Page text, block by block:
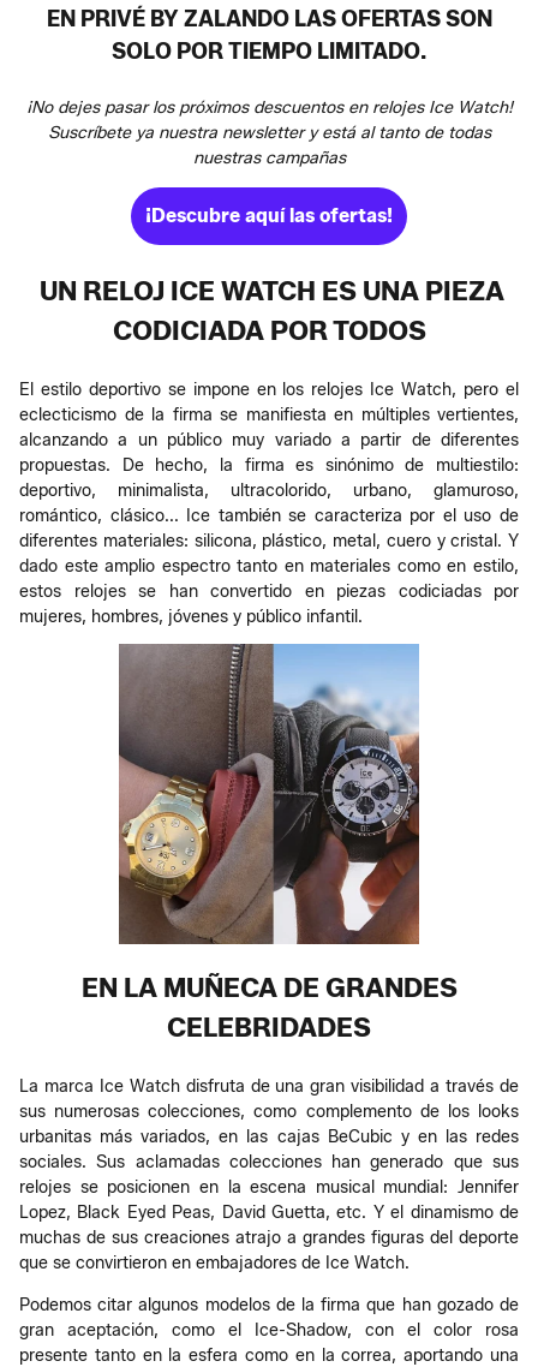
EN PRIVÉ BY ZALANDO LAS OFERTAS SON
SOLO POR TIEMPO LIMITADO.
¡No dejes pasar los próximos descuentos en relojes Ice Watch!
Suscríbete ya nuestra newsletter y está al tanto de todas
nuestras campañas
¡Descubre aquí las ofertas!
UN RELOJ ICE WATCH ES UNA PIEZA
CODICIADA POR TODOS
El estilo deportivo se impone en los relojes Ice Watch, pero el
eclecticismo de la firma se manifiesta en múltiples vertientes,
alcanzando a un público muy variado a partir de diferentes
propuestas. De hecho, la firma es sinónimo de multiestilo:
deportivo, minimalista, ultracolorido, urbano, glamuroso,
romántico, clásico... Ice también se caracteriza por el uso de
diferentes materiales: silicona, plástico, metal, cuero y cristal. Y
dado este amplio espectro tanto en materiales como en estilo,
estos relojes se han convertido en piezas codiciadas por
mujeres, hombres, jóvenes y público infantil.
EN LA MUÑECA DE GRANDES
CELEBRIDADES
La marca Ice Watch disfruta de una gran visibilidad a través de
sus numerosas colecciones, como complemento de los looks
urbanitas más variados, en las cajas BeCubic y en las redes
sociales. Sus aclamadas colecciones han generado que sus
relojes se posicionen en la escena musical mundial: Jennifer
Lopez, Black Eyed Peas, David Guetta, etc. Y el dinamismo de
muchas de sus creaciones atrajo a grandes figuras del deporte
que se convirtieron en embajadores de Ice Watch.
Podemos citar algunos modelos de la firma que han gozado de
gran aceptación, como el Ice-Shadow, con el color rosa
presente tanto en la esfera como en la correa, aportando una